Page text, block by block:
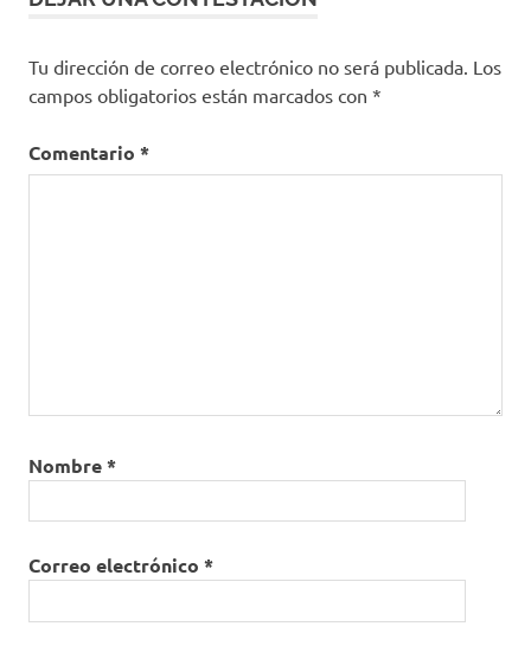
Tu dirección de correo electrónico no será publicada. Los
campos obligatorios están marcados con *
Comentario *
Nombre*
Correo electrónico *